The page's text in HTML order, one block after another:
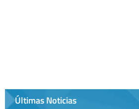
Últimas Noticias